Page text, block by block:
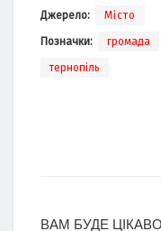
Джерело: Місто
Позначки: громада
тернопіль